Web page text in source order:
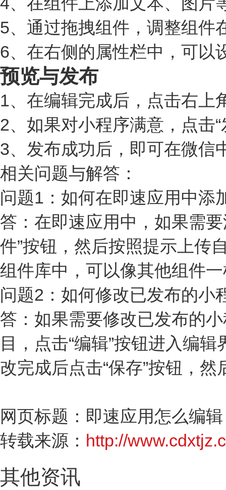
5、通过拖拽组件，调整组件
6、在右侧的属性栏中，可以
预览与发布
1、在编辑完成后，点击右上
2、如果对小程序满意，点击
3、发布成功后，即可在微信
相关问题与解答：
问题1：如何在即速应用中添
答：在即速应用中，如果需
件”按钮，然后按照提示上传
组件库中，可以像其他组件
问题2：如何修改已发布的小
答：如果需要修改已发布的
目，点击“编辑”按钮进入编
改完成后点击“保存”按钮，
网页标题：即速应用怎么编辑
转载来源： http://
其他资讯